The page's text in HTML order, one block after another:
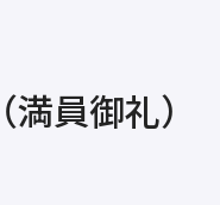
員御礼）